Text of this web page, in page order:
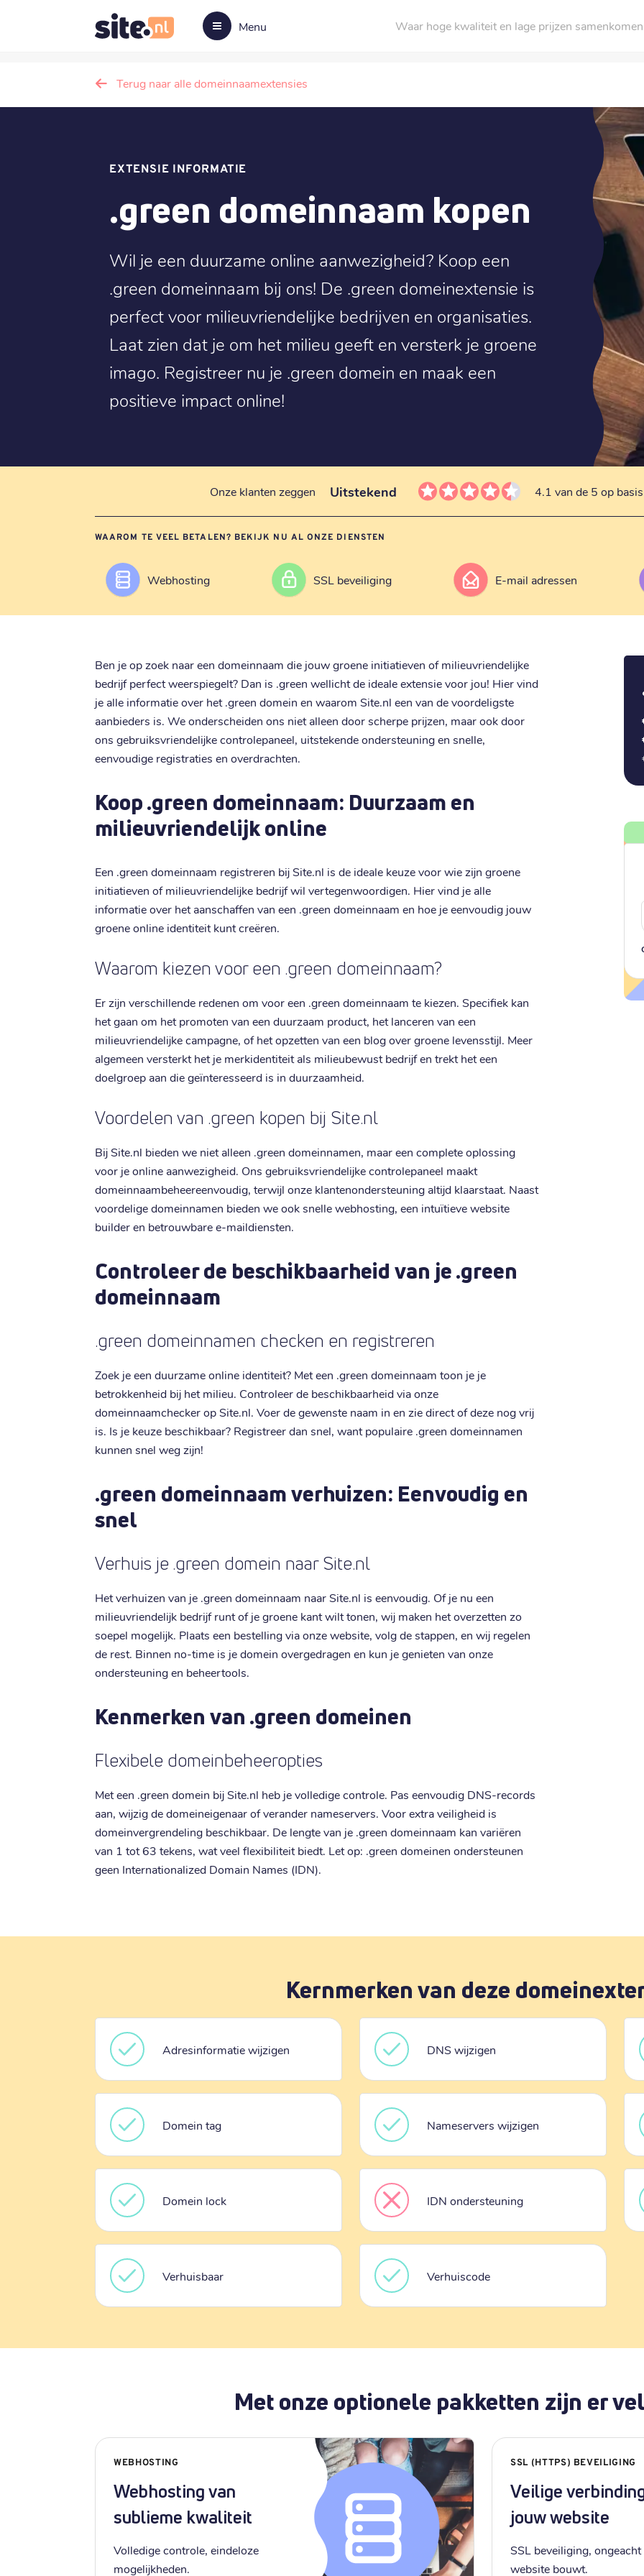
Menu Waar hoge kwaliteit en lage prijzen samenkomen
Terug naar alle domeinnaamextensies
EXTENSIE INFORMATIE
.green domeinnaam kopen
Wil je een duurzame online aanwezigheid? Koop een
.green domeinnaam bij ons! De .green domeinextensie is
perfect voor milieuvriendelijke bedrijven en organisaties.
Laat zien dat je om het milieu geeft en versterk je groene
imago. Registreer nu je .green domein en maak een
positieve impact online!
Onze klanten zeggen Uitstekend 4.1 van de 5 op
WAAROM TE VEEL BETALEN? BEKIJK NU AL ONZE DIENSTEN
Webhosting SSL beveiliging E-mail adressen
Ben je op zoek naar een domeinnaam die jouw groene initiatieven of milieuvriendelijke
bedrijf perfect weerspiegelt? Dan is .green wellicht de ideale extensie voor jou! Hier vind
je alle informatie over het .green domein en waarom Site.nl een van de voordeligste
aanbieders is. We onderscheiden ons niet alleen door scherpe prijzen, maar ook door
ons gebruiksvriendelijke controlepaneel, uitstekende ondersteuning en snelle,
eenvoudige registraties en overdrachten.
Koop .green domeinnaam: Duurzaam en
milieuvriendelijk online
Een .green domeinnaam registreren bij Site.nl is de ideale keuze voor wie zijn groene
initiatieven of milieuvriendelijke bedrijf wil vertegenwoordigen. Hier vind je alle
informatie over het aanschaffen van een .green domeinnaam en hoe je eenvoudig jouw
groene online identiteit kunt creëren.
Waarom kiezen voor een .green domeinnaam?
Er zijn verschillende redenen om voor een .green domeinnaam te kiezen. Specifiek kan
het gaan om het promoten van een duurzaam product, het lanceren van een
milieuvriendelijke campagne, of het opzetten van een blog over groene levensstijl. Meer
algemeen versterkt het je merkidentiteit als milieubewust bedrijf en trekt het een
doelgroep aan die geïnteresseerd is in duurzaamheid.
Voordelen van .green kopen bij Site.nl
Bij Site.nl bieden we niet alleen .green domeinnamen, maar een complete oplossing
voor je online aanwezigheid. Ons gebruiksvriendelijke controlepaneel maakt
domeinnaambeheereenvoudig, terwijl onze klantenondersteuning altijd klaarstaat. Naast
voordelige domeinnamen bieden we ook snelle webhosting, een intuïtieve website
builder en betrouwbare e-maildiensten.
Controleer de beschikbaarheid van je .green
domeinnaam
.green domeinnamen checken en registreren
Zoek je een duurzame online identiteit? Met een .green domeinnaam toon je je
betrokkenheid bij het milieu. Controleer de beschikbaarheid via onze
domeinnaamchecker op Site.nl. Voer de gewenste naam in en zie direct of deze nog vrij
is. Is je keuze beschikbaar? Registreer dan snel, want populaire .green domeinnamen
kunnen snel weg zijn!
.green domeinnaam verhuizen: Eenvoudig en
snel
Verhuis je .green domein naar Site.nl
Het verhuizen van je .green domeinnaam naar Site.nl is eenvoudig. Of je nu een
milieuvriendelijk bedrijf runt of je groene kant wilt tonen, wij maken het overzetten zo
soepel mogelijk. Plaats een bestelling via onze website, volg de stappen, en wij regelen
de rest. Binnen no-time is je domein overgedragen en kun je genieten van onze
ondersteuning en beheertools.
Kenmerken van .green domeinen
Flexibele domeinbeheeropties
Met een .green domein bij Site.nl heb je volledige controle. Pas eenvoudig DNS-records
aan, wijzig de domeineigenaar of verander nameservers. Voor extra veiligheid is
domeinvergrendeling beschikbaar. De lengte van je .green domeinnaam kan variëren
van 1 tot 63 tekens, wat veel flexibiliteit biedt. Let op: .green domeinen ondersteunen
geen Internationalized Domain Names (IDN).
Kernmerken van deze
Adresinformatie wijzigen DNS wijzigen
Domein tag Nameservers wijzigen
Domein lock IDN ondersteuning
Verhuisbaar Verhuiscode
Met onze optionele pakketten zijn er
WEBHOSTING
Webhosting van
sublieme kwaliteit
Volledige controle, eindeloze
mogelijkheden.
SSL (HTTPS) BEVEILIGING
Veilige
jouw website
SSL beveiliging, ongeacht
website bouwt.